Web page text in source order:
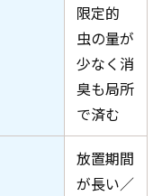
限定的
虫の量が
少なく消
臭も局所
で済む
放置期間
が長い／